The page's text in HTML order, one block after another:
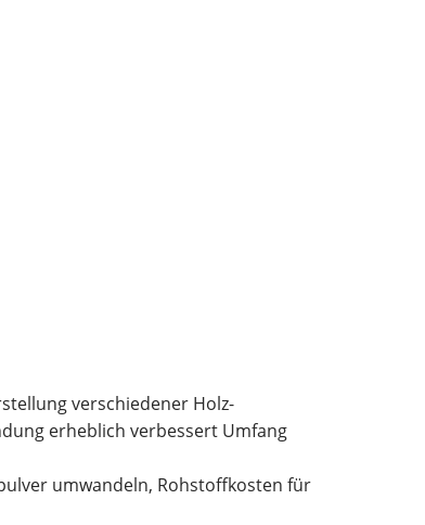
verschiedener Holz-
erheblich verbessert Umfang
umwandeln, Rohstoffkosten für